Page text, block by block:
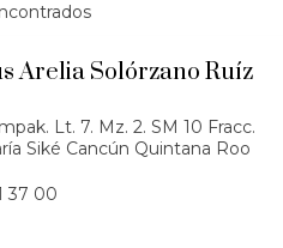
Arelia Solórzano Ruíz
Lt. 7. Mz. 2. SM 10 Fracc.
Siké Cancún Quintana Roo
37 00